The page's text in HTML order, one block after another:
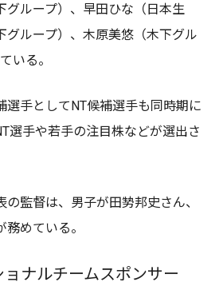
グループ）、早田ひな（日本生
グループ）、木原美悠（木下グル
いる。
選手としてNT候補選手も同時期に
選手や若手の注目株などが選出さ
監督は、男子が田㔟邦史さん、
めている。
ナルチームスポンサー